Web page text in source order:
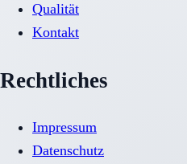
Qualität
Kontakt
Rechtliches
Impressum
Datenschutz